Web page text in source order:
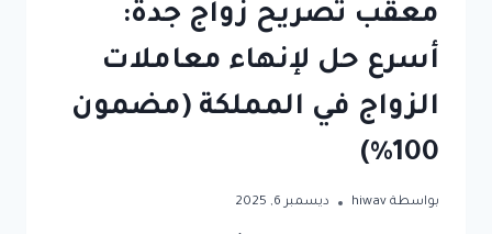
معقب تصريح زواج جدة:
أسرع حل لإنهاء معاملات
الزواج في المملكة (مضمون
100%)
بواسطة hiwav ديسمبر 6, 2025